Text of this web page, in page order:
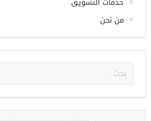
الصفحة الرئيسية
خدمات التسويق